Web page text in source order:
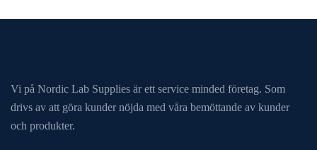
Vi på Nordic Lab Supplies är ett service minded företag. Som
drivs av att göra kunder nöjda med våra bemöttande av kunder
och produkter.